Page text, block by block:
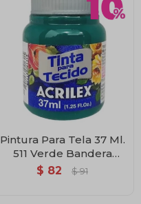
Pintura Para Tela 37 Ml.
511 Verde Bandera
Acrilex
$ 82 $ 91